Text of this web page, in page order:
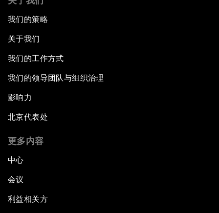
我们的策略
关于我们
我们的工作方式
我们的领导团队与组织治理
影响力
北京代表处
更多内容
中心
会议
利益相关方